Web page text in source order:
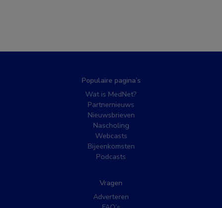
Populaire pagina’s
Wat is MedNet?
Partnernieuws
Nieuwsbrieven
Nascholing
Webcasts
Bijeenkomsten
Podcasts
Vragen
Adverteren